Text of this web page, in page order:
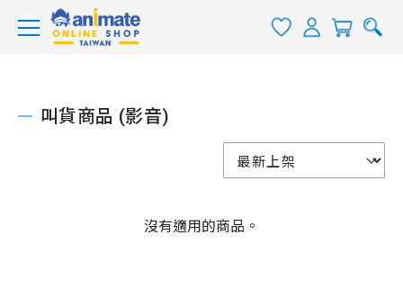
叫貨商品 (影音)
沒有適用的商品。